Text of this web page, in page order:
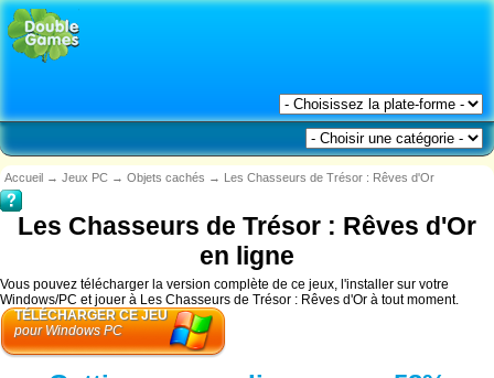
Accueil → Jeux PC → Objets cachés → Les Chasseurs de Trésor : Rêves d'Or
Les Chasseurs de Trésor : Rêves d'Or
en ligne
Vous pouvez télécharger la version complète de ce jeux, l'installer sur votre
Windows/PC et jouer à Les Chasseurs de Trésor : Rêves d'Or à tout moment.
TÉLÉCHARGER CE JEU
pour Windows PC